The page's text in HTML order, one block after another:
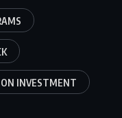
INVESTMENT